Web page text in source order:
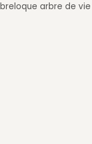
arbre de